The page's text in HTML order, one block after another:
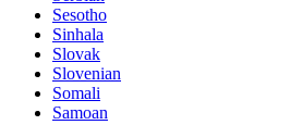
Sesotho
Sinhala
Slovak
Slovenian
Somali
Samoan